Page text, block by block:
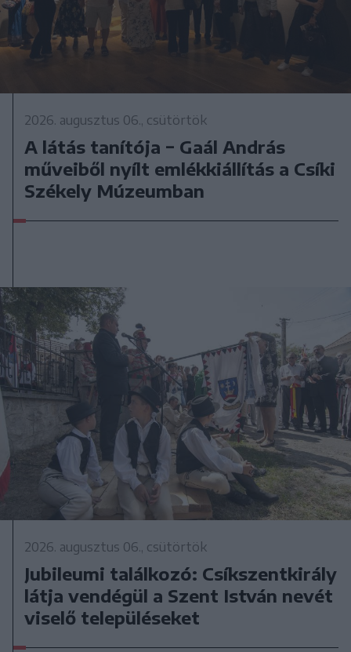
2026. augusztus 06., csütörtök
A látás tanítója − Gaál András
műveiből nyílt emlékkiállítás a Csíki
Székely Múzeumban
2026. augusztus 06., csütörtök
Jubileumi találkozó: Csíkszentkirály
látja vendégül a Szent István nevét
viselő településeket